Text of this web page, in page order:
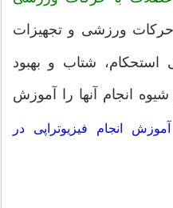
حرکات ورزشی و تجهیزات
استحکام، شتاب و بهبود
انجام آنها را آموزش
آموزش انجام فیزیوتراپی در